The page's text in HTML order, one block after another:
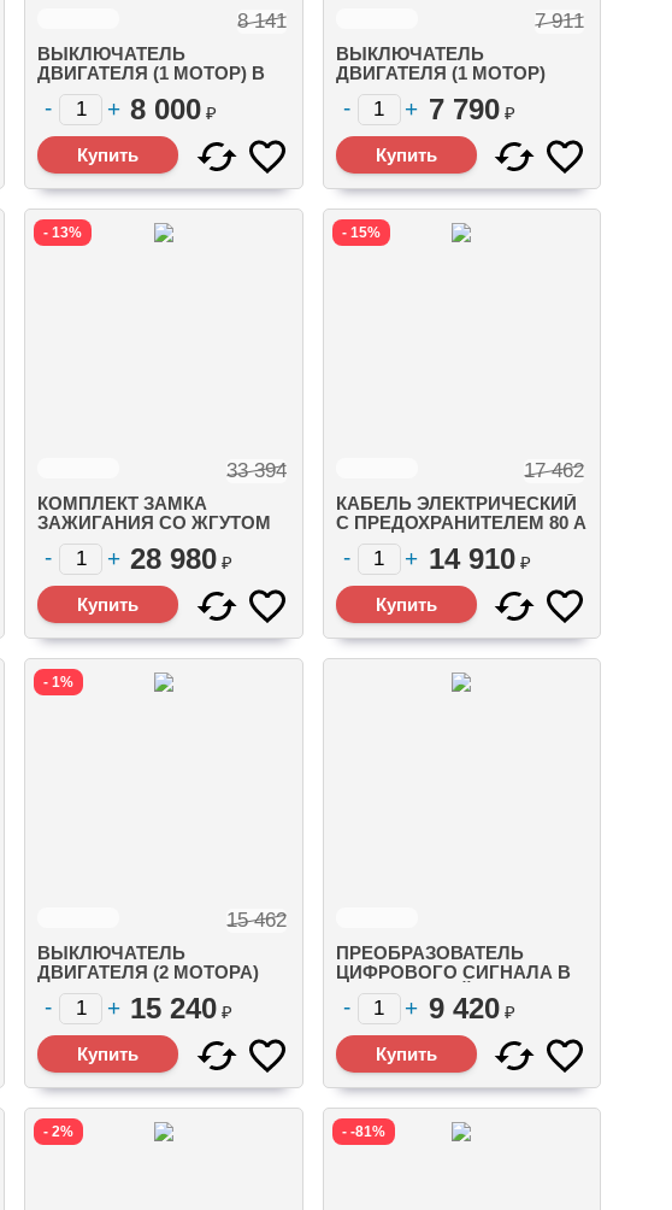
ВЫКЛЮЧАТЕЛЬ
ДВИГАТЕЛЯ (1 МОТОР) В
МОНТАЖНОМ КОРПУСЕ
(ДЛЯ MERCRUISER)
(19674A06)
8 141
8 000 ₽
ВЫКЛЮЧАТЕЛЬ
ДВИГАТЕЛЯ (1 МОТОР)
УСТАНОВКА НА
ПОВЕРХНОСТЬ (ДЛЯ
MERCURY) (19674A07)
7 911
7 790 ₽
- 13%
КОМПЛЕКТ ЗАМКА
ЗАЖИГАНИЯ СО ЖГУТОМ
ПРОВОДОВ 14-КОНТ, НЕ
DTS 20 FT (6.1 М.)
(896537K20)
33 394
28 980 ₽
- 15%
КАБЕЛЬ ЭЛЕКТРИЧЕСКИЙ
С ПРЕДОХРАНИТЕЛЕМ 80 А
(ПИТАНИЕ НАСОСА
УСИЛИТЕЛЯ РУЛЯ GENC)
12 FT (3.7 М.) (8M0150104)
17 462
14 910 ₽
- 1%
ВЫКЛЮЧАТЕЛЬ
ДВИГАТЕЛЯ (2 МОТОРА)
УСТАНОВКА НА
ПОВЕРХНОСТЬ (ДЛЯ
MERCURY) (19674A12)
15 462
15 240 ₽
ПРЕОБРАЗОВАТЕЛЬ
ЦИФРОВОГО СИГНАЛА В
АНАЛОГОВЫЙ ДАТЧИК
ТРИМА F150 EFI (8M0059529)
9 420 ₽
- 2% - -81%